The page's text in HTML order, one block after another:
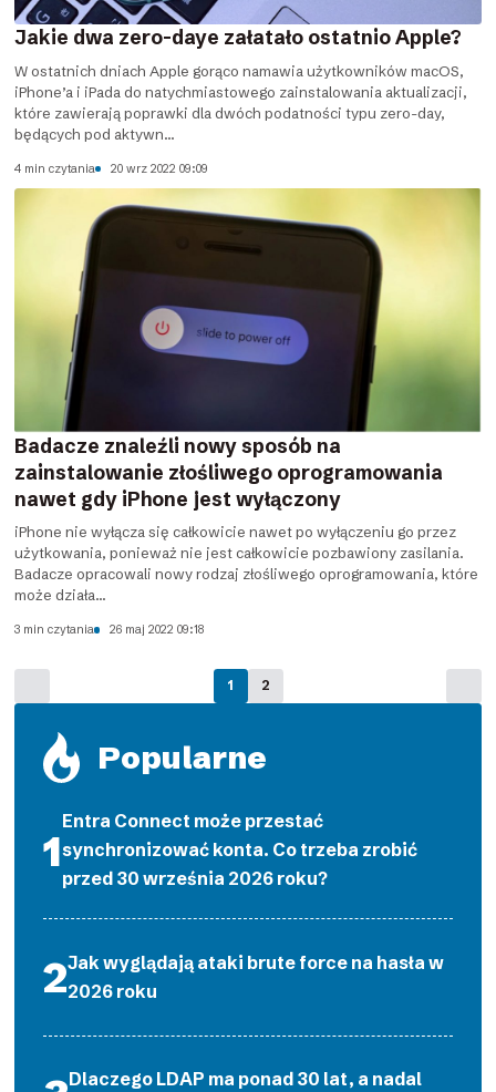
Jakie dwa zero-daye załatało ostatnio Apple?
W ostatnich dniach Apple gorąco namawia użytkowników macOS,
iPhone’a i iPada do natychmiastowego zainstalowania aktualizacji,
które zawierają poprawki dla dwóch podatności typu zero-day,
będących pod aktywn...
4 min czytania 20 wrz 2022 09:09
Badacze znaleźli nowy sposób na
zainstalowanie złośliwego oprogramowania
nawet gdy iPhone jest wyłączony
iPhone nie wyłącza się całkowicie nawet po wyłączeniu go przez
użytkowania, ponieważ nie jest całkowicie pozbawiony zasilania.
Badacze opracowali nowy rodzaj złośliwego oprogramowania, które
może działa...
3 min czytania 26 maj 2022 09:18
1 2
Popularne
Entra Connect może przestać
synchronizować konta. Co trzeba zrobić
przed 30 września 2026 roku?
Jak wyglądają ataki brute force na hasła w
2026 roku
Dlaczego LDAP ma ponad 30 lat, a nadal